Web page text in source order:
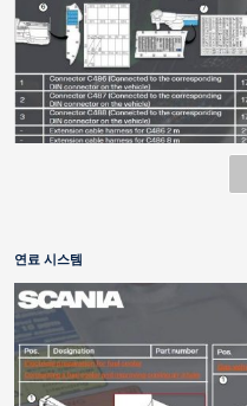
연료 시스템